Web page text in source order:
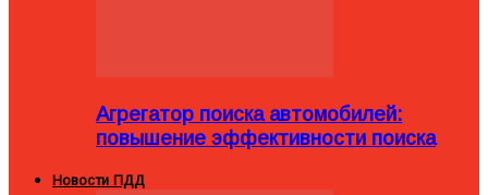
Агрегатор поиска автомобилей:
повышение эффективности поиска
Новости ПДД